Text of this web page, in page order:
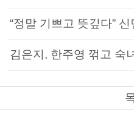
“정말 기쁘고 뜻깊다”
김은지, 한주영 꺾고 숙